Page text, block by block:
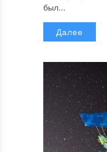
был...
Далее